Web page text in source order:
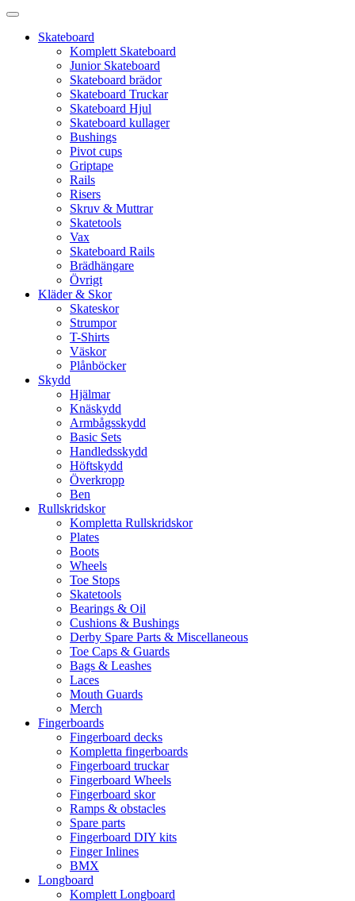
Skateboard
Komplett Skateboard
Junior Skateboard
Skateboard brädor
Skateboard Truckar
Skateboard Hjul
Skateboard kullager
Bushings
Pivot cups
Griptape
Rails
Risers
Skruv & Muttrar
Skatetools
Vax
Skateboard Rails
Brädhängare
Övrigt
Kläder & Skor
Skateskor
Strumpor
T-Shirts
Väskor
Plånböcker
Skydd
Hjälmar
Knäskydd
Armbågsskydd
Basic Sets
Handledsskydd
Höftskydd
Överkropp
Ben
Rullskridskor
Kompletta Rullskridskor
Plates
Boots
Wheels
Toe Stops
Skatetools
Bearings & Oil
Cushions & Bushings
Derby Spare Parts & Miscellaneous
Toe Caps & Guards
Bags & Leashes
Laces
Mouth Guards
Merch
Fingerboards
Fingerboard decks
Kompletta fingerboards
Fingerboard truckar
Fingerboard Wheels
Fingerboard skor
Ramps & obstacles
Spare parts
Fingerboard DIY kits
Finger Inlines
BMX
Longboard
Komplett Longboard